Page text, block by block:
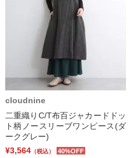
cloudnine
二重織りC/T布百ジャカードドッ
ト柄ノースリーブワンピース(ダ
ークグレー)
¥3,564 （税込） 40%OFF